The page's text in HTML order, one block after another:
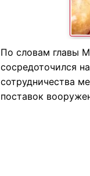
По словам главы
сосредоточился
сотрудничества
поставок